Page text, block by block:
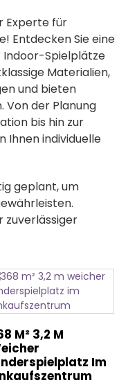
Experte für
Entdecken Sie eine
Spielplätze
Materialien,
und bieten
Von der Planung
bis hin zur
Ihnen individuelle
geplant, um
zuverlässiger
M² 3,2 M
Im